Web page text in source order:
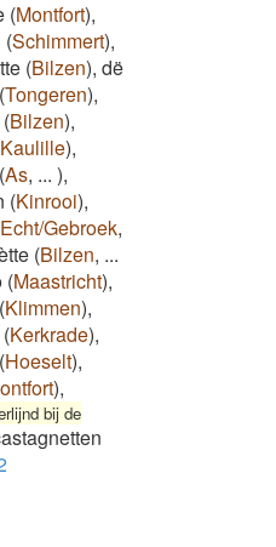
(Montfort),
(Schimmert),
(Bilzen), dë
(Tongeren),
(Bilzen),
Kaulille),
(As, ... ),
(Kinrooi),
Echt/Gebroek,
(Bilzen, ...
(Maastricht),
(Klimmen),
(Kerkrade),
(Hoeselt),
),
bij de